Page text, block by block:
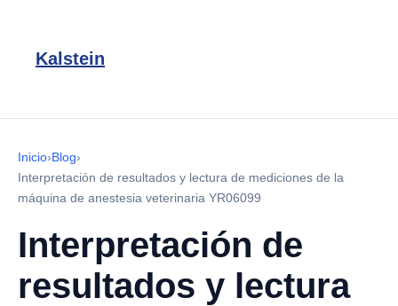
Kalstein
Inicio›Blog›
Interpretación de resultados y lectura de mediciones de la
máquina de anestesia veterinaria YR06099
Interpretación de
resultados y lectura